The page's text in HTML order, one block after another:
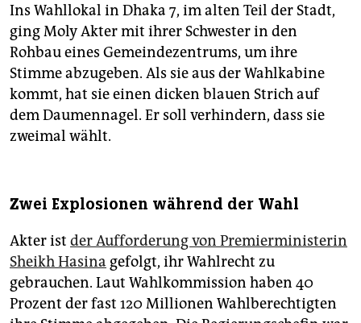
Ins Wahllokal in Dhaka 7, im alten Teil der Stadt,
ging Moly Akter mit ihrer Schwester in den
Rohbau eines Gemeindezentrums, um ihre
Stimme abzugeben. Als sie aus der Wahlkabine
kommt, hat sie einen dicken blauen Strich auf
dem Daumennagel. Er soll verhindern, dass sie
zweimal wählt.
Zwei Explosionen während der Wahl
Akter ist der Aufforderung von Premierministerin
Sheikh Hasina gefolgt, ihr Wahlrecht zu
gebrauchen. Laut Wahlkommission haben 40
Prozent der fast 120 Millionen Wahlberechtigten